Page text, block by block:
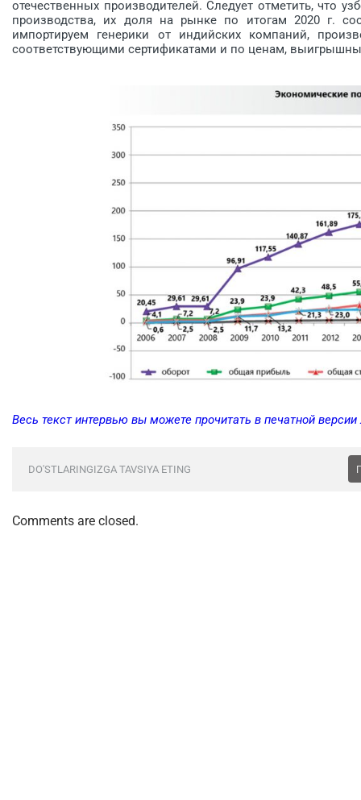
отечественных производителей. Следует отметить, что
производства, их доля на рынке по итогам 2020 г.
импортируем генерики от индийских компаний,
соответствующими сертификатами и по ценам,
Весь текст интервью вы можете прочитать в печатной
DO'STLARINGIZGA TAVSIYA ETING
Comments are closed.